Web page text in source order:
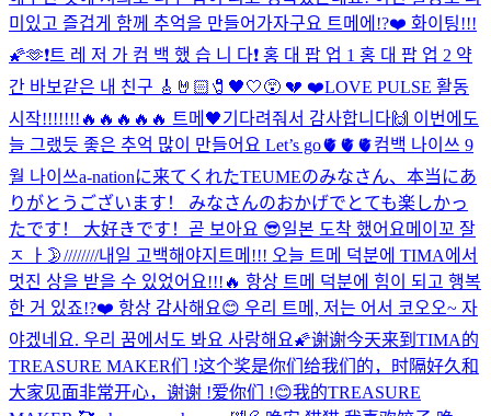
미있고 즐겁게 함께 추억을 만들어가자구요 트메에!?❤️ 화이팅!!!
🌠🫶❗️트 레 저 가 컴 백 했 습 니 다❗️ 홍 대 팝 업 1 홍 대 팝 업 2 약
간 바보같은 내 친구 🎸🤘🏻🧷🖤🤍😵 💔 ❤️LOVE PULSE 활동
시작!!!!!!!🔥🔥🔥🔥🔥 트메🖤기다려줘서 감사합니다🙌 이번에도
늘 그랬듯 좋은 추억 많이 만들어요 Let’s go🫀🫀🫀컴백 나이쓰 9
월 나이쓰a-nationに来てくれたTEUMEのみなさん、本当にあ
りがとうございます！ みなさんのおかげでとても楽しかっ
たです！ 大好きです！ 곧 보아요 😎일본 도착 했어요메이꼬 잘
ㅈ ㅏ🌛////////내일 고백해야지 트메!!! 오늘 트메 덕분에 TIMA에서
멋진 상을 받을 수 있었어요!!!🔥 항상 트메 덕분에 힘이 되고 행복
한 거 있죠!?❤️ 항상 감사해요😊 우리 트메, 저는 어서 코오오~ 자
야겠네요. 우리 꿈에서도 봐요 사랑해요🌠谢谢今天来到TIMA的
TREASURE MAKER们 !这个奖是你们给我们的，时隔好久和
大家见面非常开心，谢谢 !爱你们 !😊我的TREASURE